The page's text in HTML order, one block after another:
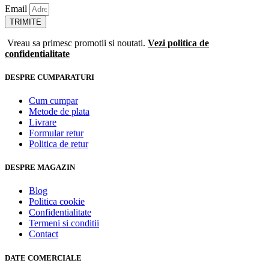
Email
TRIMITE
Vreau sa primesc promotii si noutati. Vezi politica de
confidentialitate
DESPRE CUMPARATURI
Cum cumpar
Metode de plata
Livrare
Formular retur
Politica de retur
DESPRE MAGAZIN
Blog
Politica cookie
Confidentialitate
Termeni si conditii
Contact
DATE COMERCIALE